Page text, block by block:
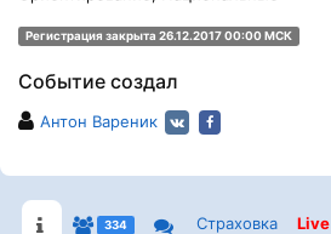
Регистрация закрыта 26.12.2017 00:00 МСК
Событие создал
Антон Вареник
334 Страховка Live